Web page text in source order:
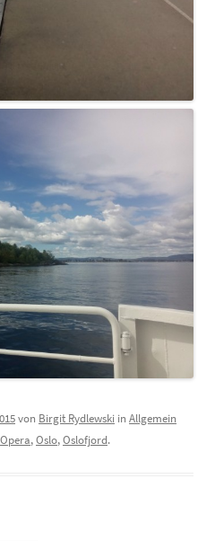
von Birgit Rydlewski in Allgemein
Opera,Oslo,Oslofjord.